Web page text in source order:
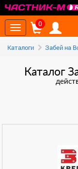
Toggle
navigation
0
Каталоги Забей на
Каталог